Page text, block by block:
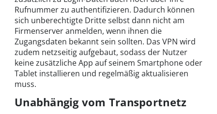
Rufnummer zu authentifizieren. Dadurch können
sich unberechtigte Dritte selbst dann nicht am
Firmenserver anmelden, wenn ihnen die
Zugangsdaten bekannt sein sollten. Das VPN wird
zudem netzseitig aufgebaut, sodass der Nutzer
keine zusätzliche App auf seinem Smartphone oder
Tablet installieren und regelmäßig aktualisieren
muss.
Unabhängig vom Transportnetz